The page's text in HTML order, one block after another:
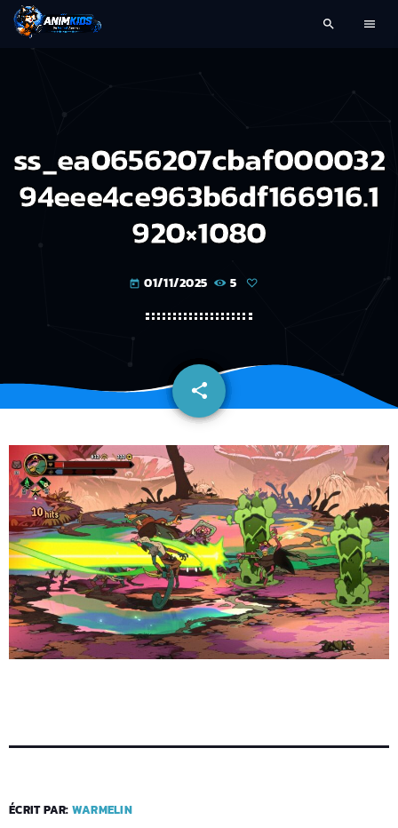
search menu
ss_ea0656207cbaf000032
94eee4ce963b6df166916.1
920×1080
today 01/11/2025 5
share
email
ÉCRIT PAR: WARMELIN